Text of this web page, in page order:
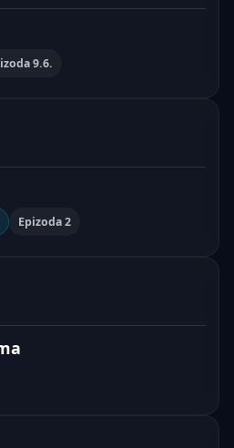
9.6.
Epizoda 2